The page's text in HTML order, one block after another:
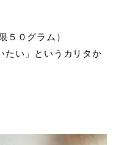
５０グラム）
たい」というカリタか